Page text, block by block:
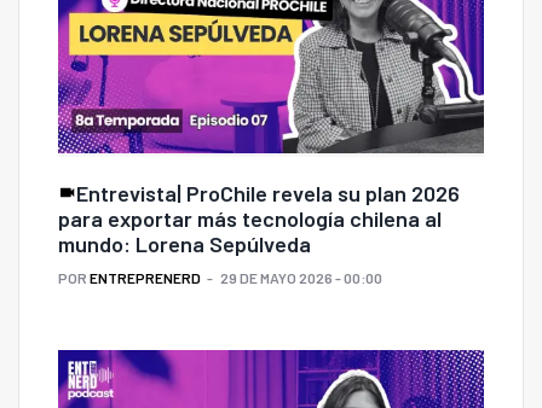
Entrevista| ProChile revela su plan 2026
para exportar más tecnología chilena al
mundo: Lorena Sepúlveda
POR ENTREPRENERD 29 DE MAYO 2026 - 00:00